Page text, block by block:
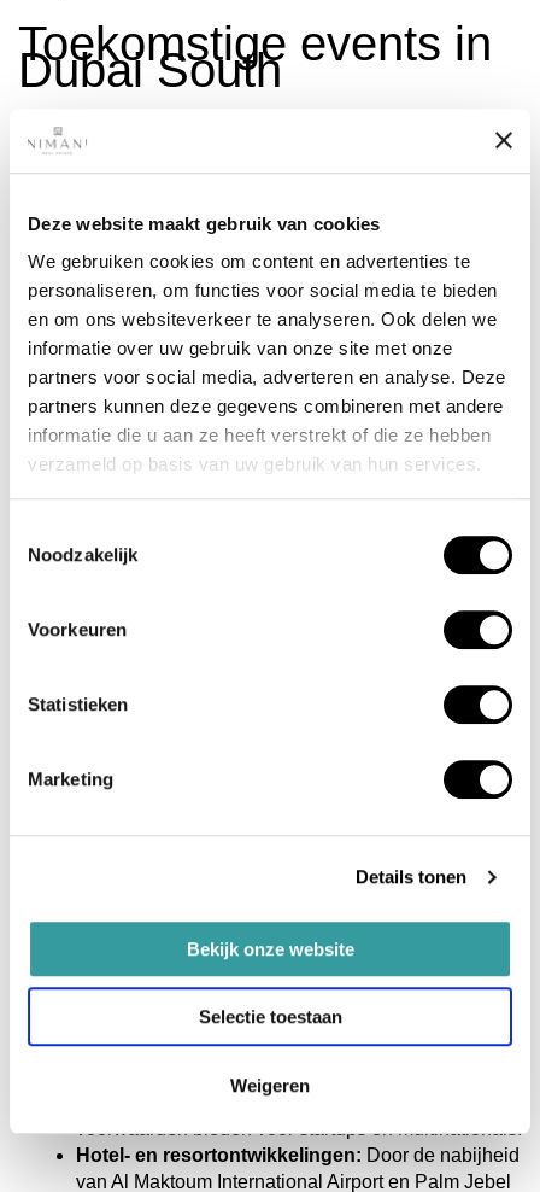
Deze website maakt gebruik van cookies
We gebruiken cookies om content en advertenties te
personaliseren, om functies voor social media te bieden
en om ons websiteverkeer te analyseren. Ook delen we
informatie over uw gebruik van onze site met onze
partners voor social media, adverteren en analyse. Deze
partners kunnen deze gegevens combineren met andere
informatie die u aan ze heeft verstrekt of die ze hebben
verzameld op basis van uw gebruik van hun services.
Noodzakelijk
Voorkeuren
Statistieken
Marketing
Details tonen
Bekijk onze website
Selectie toestaan
Weigeren
Toekomstige events in
Dubai South
Dubai South wordt steeds vaker gekozen als locatie voor
worden verwacht:
Dubai Airshow:een van de grootste
luchtvaartbeurzen ter wereld, die jaarlijks duizenden
professionals uit de luchtvaart- en defensie-industrie
aantrekt.
Toekomstige wereldexpo’s en summits:Expo
City Dubai blijft een belangrijk centrum voor
internationale conferenties en evenementen over
evenementen zoals concerten, sporttoernooien en
Naast deze evenementen staan er ook belangrijke
South zich verder positioneert als een van de meest
Nieuwe residentiële projecten:
Steeds meer
woonwijken in Dubai South, met een focus op
van Expo 2020 wordt Expo City verder ontwikkeld
zones en high-tech bedrijfsclusters. Dit trekt
internationale bedrijven en talenten aan.
Zakelijke hubs en Free Zones:De groei van Dubai
South als commercieel district gaat door, met
nieuwe kantoren en bedrijventerreinen die gunstige
voorwaarden bieden voor startups en multinationals.
Hotel- en resortontwikkelingen: Door de nabijheid
van Al Maktoum International Airport en Palm Jebel